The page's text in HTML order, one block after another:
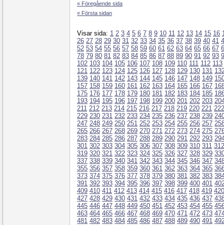
« Föregående sida
« Första sidan
Visar sida: 1 2 3 4 5 6 7 8 9 10 11 12 13 14 15 16
26 27 28 29 30 31 32 33 34 35 36 37 38 39 40 41
52 53 54 55 56 57 58 59 60 61 62 63 64 65 66 67
78 79 80 81 82 83 84 85 86 87 88 89 90 91 92 93
102 103 104 105 106 107 108 109 110 111 112 113
121 122 123 124 125 126 127 128 129 130 131
139 140 141 142 143 144 145 146 147 148 149
157 158 159 160 161 162 163 164 165 166 167
175 176 177 178 179 180 181 182 183 184 185
193 194 195 196 197 198 199 200 201 202 203
211 212 213 214 215 216 217 218 219 220 221 222
229 230 231 232 233 234 235 236 237 238 239
247 248 249 250 251 252 253 254 255 256 257
265 266 267 268 269 270 271 272 273 274 275
283 284 285 286 287 288 289 290 291 292 293
301 302 303 304 305 306 307 308 309 310 311 312
319 320 321 322 323 324 325 326 327 328 329
337 338 339 340 341 342 343 344 345 346 347
355 356 357 358 359 360 361 362 363 364 365
373 374 375 376 377 378 379 380 381 382 383
391 392 393 394 395 396 397 398 399 400 401
409 410 411 412 413 414 415 416 417 418 419 420
427 428 429 430 431 432 433 434 435 436 437
445 446 447 448 449 450 451 452 453 454 455
463 464 465 466 467 468 469 470 471 472 473
481 482 483 484 485 486 487 488 489 490 491